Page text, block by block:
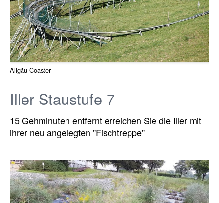
Allgäu Coaster
Iller Staustufe 7
15 Gehminuten entfernt erreichen Sie die Iller mit
ihrer neu angelegten "Fischtreppe"